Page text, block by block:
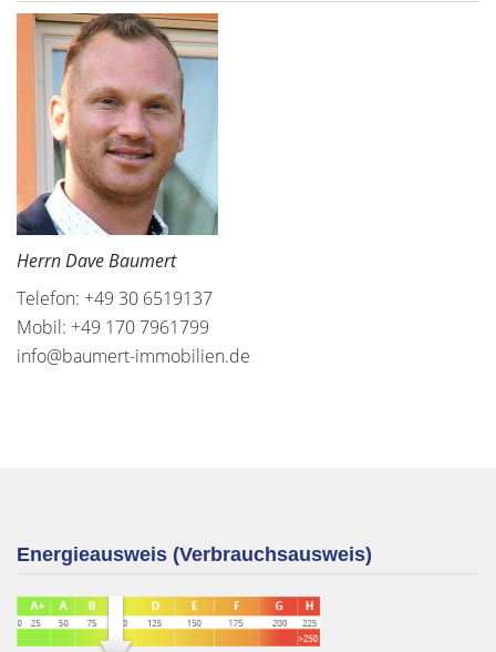
Herrn Dave Baumert
Telefon: +49 30 6519137
Mobil: +49 170 7961799
info@baumert-immobilien.de
Energieausweis (Verbrauchsausweis)